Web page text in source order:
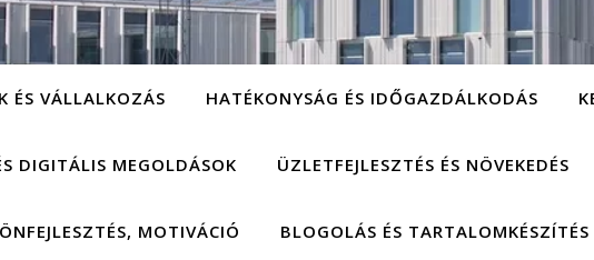
ÉS VÁLLALKOZÁS HATÉKONYSÁG ÉS IDŐGAZDÁLKODÁS
DIGITÁLIS MEGOLDÁSOK ÜZLETFEJLESZTÉS ÉS NÖVEKEDÉS
MOTIVÁCIÓ BLOGOLÁS ÉS TARTALOMKÉSZÍTÉS